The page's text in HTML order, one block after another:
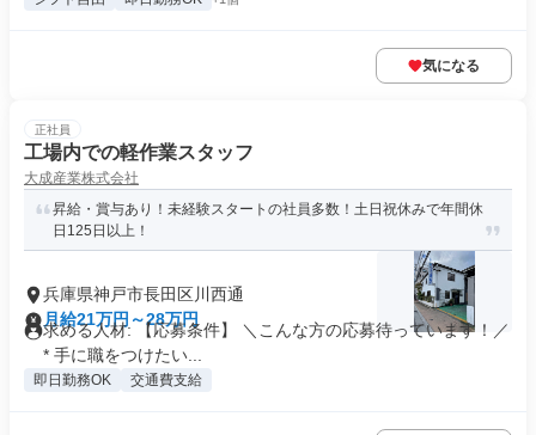
気になる
正社員
工場内での軽作業スタッフ
大成産業株式会社
昇給・賞与あり！未経験スタートの社員多数！土日祝休みで年間休
日125日以上！
兵庫県神戸市長田区川西通
月給21万円～28万円
求める人材: 【応募条件】 ＼こんな方の応募待っています！／
* 手に職をつけたい...
即日勤務OK 交通費支給